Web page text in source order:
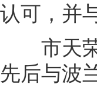
认可，并
市天荣
先后与波